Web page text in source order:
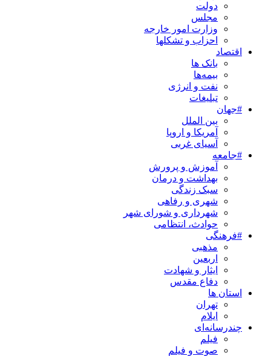
دولت
مجلس
وزارت امور خارجه
احزاب و تشکلها
اقتصاد
بانک ها
بیمه‌ها
نفت و انرژی
تبلیغات
#جهان
بین الملل
آمریکا و اروپا
آسیای غربی
#جامعه
آموزش و پرورش
بهداشت و درمان
سبک زندگی
شهری و رفاهی
شهرداری و شورای شهر
حوادث، انتظامی
#فرهنگی
مذهبی
اربعین
ایثار و شهادت
دفاع مقدس
استان ها
تهران
ایلام
چندرسانه‌ای
فیلم
صوت و فیلم